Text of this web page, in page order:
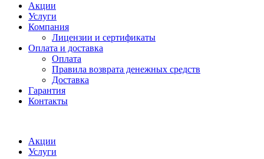
Акции
Услуги
Компания
Лицензии и сертификаты
Оплата и доставка
Оплата
Правила возврата денежных средств
Доставка
Гарантия
Контакты
Акции
Услуги